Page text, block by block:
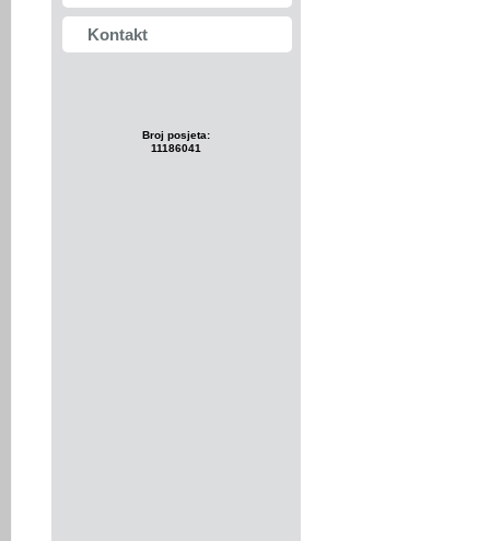
Kontakt
Broj posjeta:
11186041